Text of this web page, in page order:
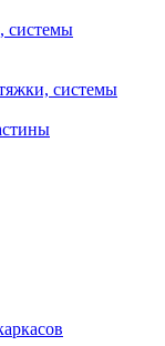
системы
системы